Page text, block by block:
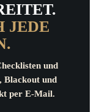
JEDE
und
Blackout und
per E-Mail.